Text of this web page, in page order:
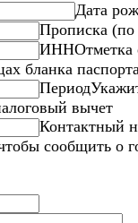
Дата
Прописка (по
ИНН
бланка
Период
вычет
Контактный
сообщить о